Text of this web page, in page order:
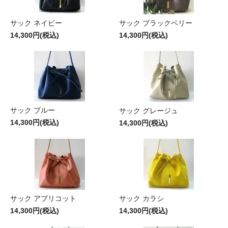
サック ネイビー
14,300円(税込)
サック ブラックベリー
14,300円(税込)
サック ブルー
14,300円(税込)
サック グレージュ
14,300円(税込)
サック アプリコット
14,300円(税込)
サック カラシ
14,300円(税込)